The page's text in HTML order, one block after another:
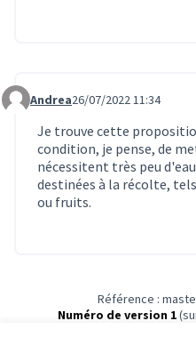
Commentaire 1999
Andrea26/07/2022 11:34
Je trouve cette
condition, je pense, de
nécessitent très peu
destinées à la récolte,
ou fruits.
Référence :
Numéro de version 1